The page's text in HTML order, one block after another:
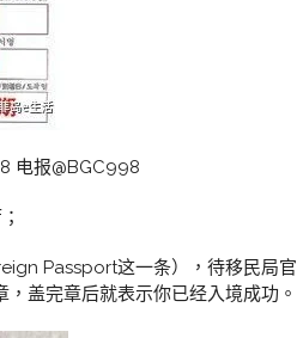
电报@BGC998
Passport这一条），待移民局官
盖完章后就表示你已经入境成功。